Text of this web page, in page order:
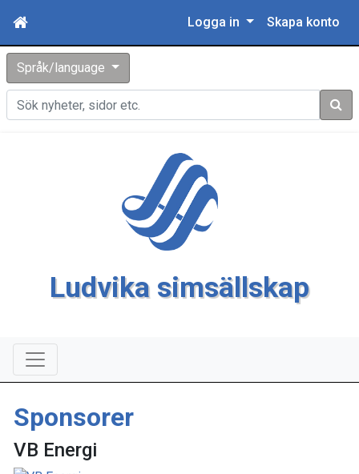
Logga in Skapa konto
Språk/language
Sök
Ludvika simsällskap
Sponsorer
VB Energi